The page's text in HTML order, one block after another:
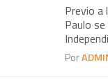
Previo a
Paulo
Por